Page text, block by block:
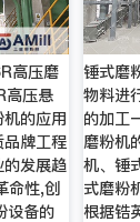
高压磨
高压悬
的应用
牌工程
发展趋
命性,创
设备的
锤式磨
物料进
的加工
磨粉机
机、锤
式磨粉
根据锆